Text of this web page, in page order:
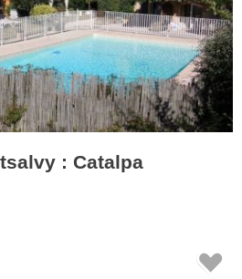
: Catalpa